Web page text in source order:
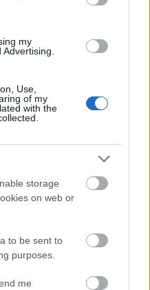
my
Use,
of my
with the
storage
on web or
to be sent to
purposes.
me
τη συγχώνευση της
και το JennyGr
Ακολούθησέ